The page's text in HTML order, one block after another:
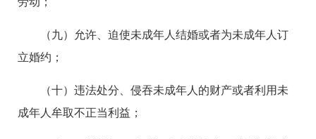
（九）允许、迫使未成年人结婚或者为未成年人订
立婚约；
（十）违法处分、侵吞未成年人的财产或者利用未
成年人牟取不正当利益；